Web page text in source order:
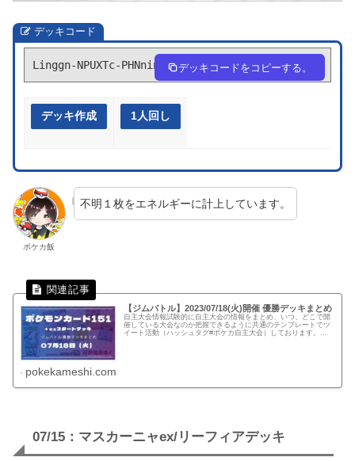
デッキコード
Linggn-NPUXTc-PHNnin デッキコードをコピーする。
デッキ作成 1人回し
ポケカ飯
不明１枚をエネルギーに計上しています。
【ジムバトル】2023/07/18(火)開催 優勝デッキまとめ
自主大会情報試験的に自主大会の情報をまとめ、いつ、どこで開
催している大会なのか把握できるように共通のテンプレートでツ
イート活動（ハッシュタグ#ポケカ自主大会）しております。下
pokekameshi.com
07/15：マスカーニャex/リーフィアデッキ